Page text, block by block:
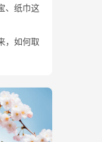
、纸巾这
，如何取